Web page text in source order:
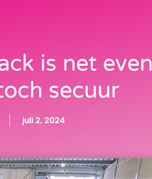
is net even
secuur
juli 2, 2024